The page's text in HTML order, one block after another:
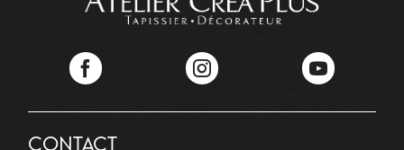
YouTube
CONTACT